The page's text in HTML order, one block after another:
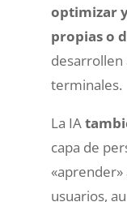
optimizar
propias o
desarrollen
terminales.
La IA
capa de
«aprender»
usuarios,